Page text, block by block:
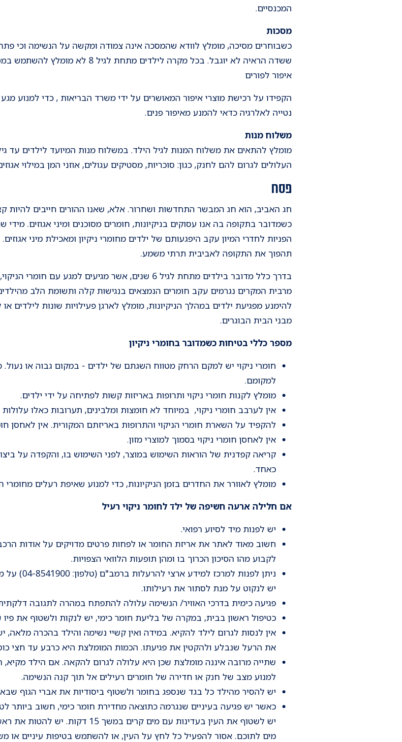
המכנסיים.
מסכות
כשבוחרים מסיכה, מומלץ לוודא שהמסכה אינה צמודה ומקשה על הנשימה וכי
ששדה הראיה לא יוגבל. בכל מקרה לילדים מתחת לגיל 8 לא מומלץ להשתמש במסכות שמכסות את הפנים.
איפור לפורים
הקפידו על רכישת מוצרי איפור המאושרים על ידי משרד הבריאות , כדי למנוע
נטייה לאלרגיה כדאי להמנע מאיפור פנים.
משלוח מנות
העלולים לגרום להם לחנק, כגון: סוכריות, מסטיקים עגולים, אוזני המן במילוי
פסח
חג האביב, הוא חג המבשר התחדשות ושחרור. אלא, שאנו ההורים חייבים להיות
כשמדובר בתקופה בה אנו עסוקים בניקיונות, חומרים מסוכנים ומיני אגוזים.
הפניות לחדרי המיון עקב היפגעותם של ילדים מחומרי ניקיון ומאכילת מיני
תהפוך את התקופה לאביבית תרתי משמע.
בדרך כלל מדובר בילדים מתחת לגיל 6 שנים, אשר מגיעים
מרבית המקרים נגרמים עקב חומרים הנמצאים בנגישות קלה ותשומת הלב
להימנע מפגיעת ילדים במהלך הניקיונות, מומלץ לארגן פעילויות שונות לילדים
מבני הבית הבוגרים.
מספר כללי בטיחות כשמדובר בחומרי ניקיון
חומרי ניקוי יש למקם הרחק מטווח השגתם של ילדים - במקום גבוה או
למקומם.
מומלץ לקנות חומרי ניקוי ותרופות באריזות קשות לפתיחה על ידי ילדים.
אין לערבב חומרי ניקוי, במיוחד לא חומצות ומלבינים, תערובות כאלו
להקפיד על השארת חומרי הניקוי והתרופות באריזתם המקורית. אין לאחסן
אין לאחסן חומרי ניקוי בסמוך למוצרי מזון.
קריאה קפדנית של הוראות השימוש במוצר, לפני השימוש בו, והקפדה על
כאחד.
מומלץ לאוורר את החדרים בזמן הניקיונות, כדי למנוע שאיפת רעלים מחומרי
אם חלילה ארעה חשיפה של ילד לחומר ניקוי רעיל
יש לפנות מיד לסיוע רפואי.
חשוב מאוד לאתר את אריזת החומר או לפחות פרטים מדויקים על אודות
לקבוע מהו הסיכון הכרוך בו ומהן תופעות הלוואי הצפויות.
ניתן לפנות
יש לנקוט על מנת לסתור את רעילותו.
פגיעה כימית בדרכי האוויר/ הנשימה עלולה להתפתח במהרה לתגובה
כטיפול ראשון בבית, במקרה של בליעת חומר כימי, יש לנקות ולשטוף את
אין לנסות לגרום לילד להקיא. במידה ואין קשיי נשימה והילד בהכרה
את הרעל שנבלע ולהקטין את פגיעתו. הכמות המומלצת היא כרבע עד חצי
שתייה מרובה איננה מומלצת שכן היא עלולה לגרום להקאה. אם הילד מקיא,
למנוע מצב של חנק או חדירה של חומרים רעילים אל תוך קנה הנשימה.
יש להסיר מהילד כל בגד שנספג בחומר ולשטוף ביסודיות את אברי הגוף
כאשר יש פגיעה בעיניים שנגרמה כתוצאה מחדירת חומר כימי, חשוב ביותר
יש לשטוף את העין בעדינות עם מים קרים
מים לתוכם. אסור להפעיל כל לחץ על העין, או להשתמש בטיפות עיניים או